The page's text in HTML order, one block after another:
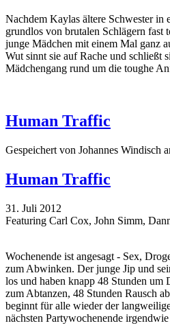
Nachdem Kaylas ältere Schwester
grundlos von brutalen Schlägern fast
junge Mädchen mit einem Mal ganz
Wut sinnt sie auf Rache und schließt
Mädchengang rund um die toughe
Human Traffic
Gespeichert von Johannes Windisch
Human Traffic
31. Juli 2012
Featuring Carl Cox, John Simm,
Wochenende ist angesagt - Sex,
zum Abwinken. Der junge Jip und
los und haben knapp 48 Stunden um
zum Abtanzen, 48 Stunden Rausch
beginnt für alle wieder der
nächsten Partywochenende